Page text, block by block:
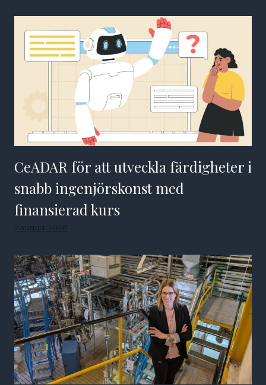
CeADAR för att utveckla färdigheter i
snabb ingenjörskonst med
finansierad kurs
7 augusti 2026